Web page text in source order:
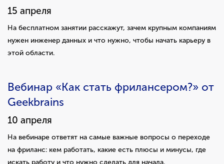
15 апреля
На бесплатном занятии расскажут, зачем крупным компаниям
нужен инженер данных и что нужно, чтобы начать карьеру в
этой области.
Вебинар «Как стать фрилансером?» от
Geekbrains
10 апреля
На вебинаре ответят на самые важные вопросы о переходе
на фриланс: кем работать, какие есть плюсы и минусы, где
искать работу и что нужно сделать для начала.